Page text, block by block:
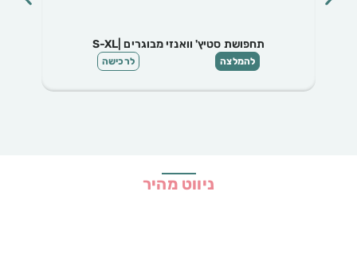
תחפושת סטיץ' וואנזי מבוגרים |S-XL
להמלצה לרכישה
ניווט מהיר